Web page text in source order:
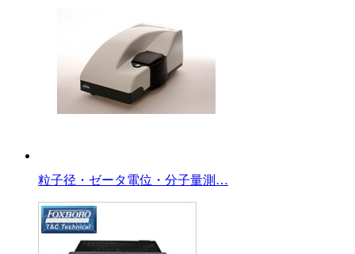
粒子径・ゼータ電位・分子量測…